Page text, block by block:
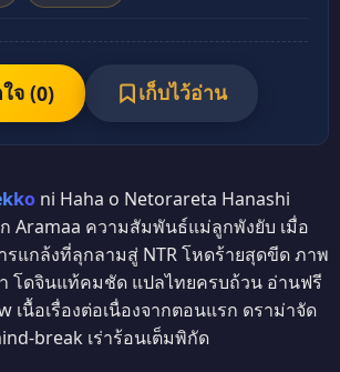
จ (0) เก็บไว้อ่าน
ni Haha o Netorareta Hanashi
Aramaa ความสัมพันธ์แม่ลูกพังยับ เมื่อ
รแกล้งที่ลุกลามสู่ NTR โหดร้ายสุดขีด ภาพ
โดจินแท้คมชัด แปลไทยครบถ้วน อ่านฟรี
เนื้อเรื่องต่อเนื่องจากตอนแรก ดราม่าจัด
break เร่าร้อนเต็มพิกัด